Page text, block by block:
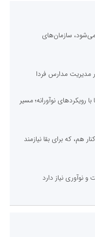
سازمان‌های
مدیریت مدارس فردا
نوآورانه؛ مسیر
هم، که برای بقا نیازمند
و نوآوری نیاز دارد